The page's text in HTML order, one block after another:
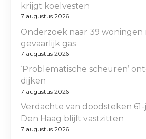
krijgt koelvesten
7 augustus 2026
Onderzoek naar 39
gevaarlijk gas
7 augustus 2026
‘Problematische scheuren’
dijken
7 augustus 2026
Verdachte van doodsteken
Den Haag blijft vastzitten
7 augustus 2026